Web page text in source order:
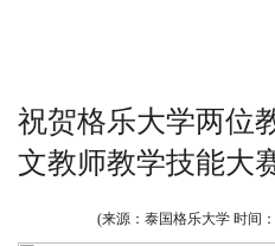
祝贺格乐大学两位
文教师教学技能大
(来源：泰国格乐大学 时间：